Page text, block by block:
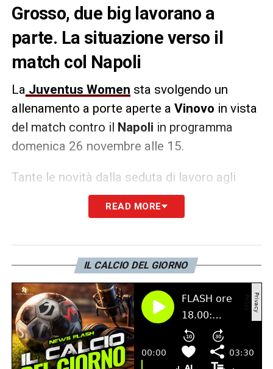
Grosso, due big lavorano a
parte. La situazione verso il
match col Napoli
La Juventus Women sta svolgendo un
allenamento a porte aperte a Vinovo in vista
del match contro il Napoli in programma
domenica 26 novembre alle 15.
Tante le novità dalla seduta di lavoro agli
Montemurro. La più importante
Grossoche ha interrotto
rimediato una botta al ginocchio e
Bonansea . Sempre assenteGunnarsdottir
LA PLAYLIST DELLE NOSTRE TOP NEWS
READ MORE
IL CALCIO DEL GIORNO